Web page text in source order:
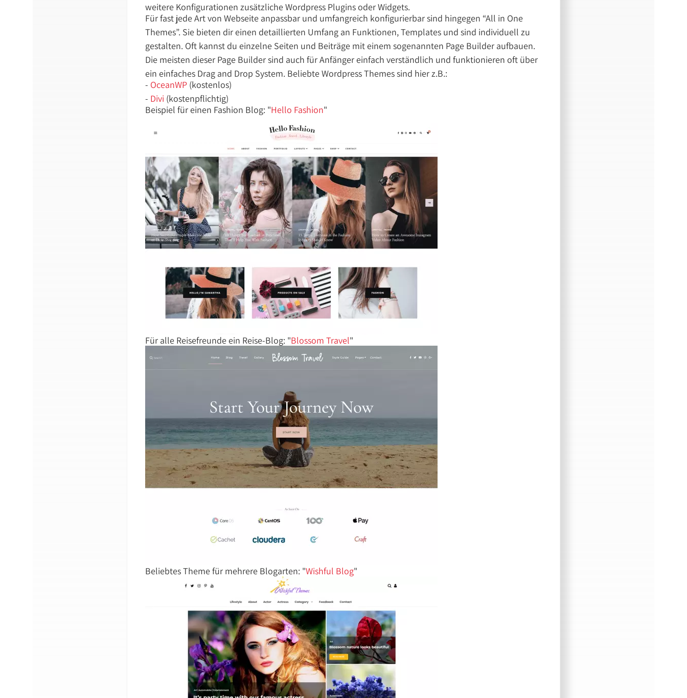
weitere Konfigurationen zusätzliche Wordpress Plugins oder Widgets.
Für fast jede Art von Webseite anpassbar und umfangreich konfigurierbar sind hingegen “All in One
Themes”. Sie bieten dir einen detaillierten Umfang an Funktionen, Templates und sind individuell zu
gestalten. Oft kannst du einzelne Seiten und Beiträge mit einem sogenannten Page Builder aufbauen.
Die meisten dieser Page Builder sind auch für Anfänger einfach verständlich und funktionieren oft über
ein einfaches Drag and Drop System. Beliebte Wordpress Themes sind hier z.B.:
- OceanWP (kostenlos)
- Divi (kostenpflichtig)
Beispiel für einen Fashion Blog: "Hello Fashion"
Für alle Reisefreunde ein Reise-Blog: "Blossom Travel"
Beliebtes Theme für mehrere Blogarten: "Wishful Blog"